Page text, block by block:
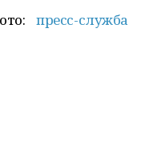
пресс-служба